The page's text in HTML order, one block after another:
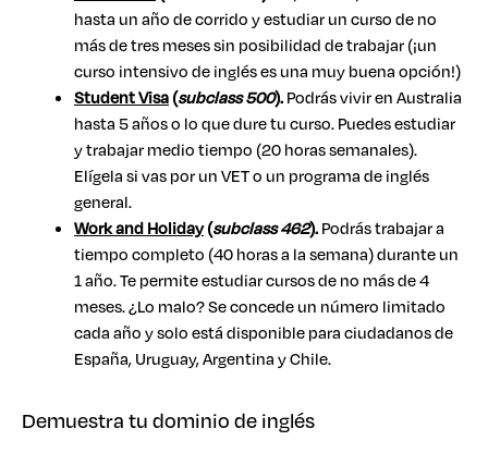
hasta un año de corrido y estudiar un curso de no
más de tres meses sin posibilidad de trabajar (¡un
curso intensivo de inglés es una muy buena opción!)
Student Visa(subclass 500).Podrás vivir en Australia
hasta 5 años o lo que dure tu curso. Puedes estudiar
y trabajar medio tiempo (20 horas semanales).
Elígela si vas por un VET o un programa de inglés
general.
Work and Holiday(subclass 462).Podrás trabajar a
tiempo completo (40 horas a la semana) durante un
1 año. Te permite estudiar cursos de no más de 4
meses. ¿Lo malo? Se concede un número limitado
cada año y solo está disponible para ciudadanos de
España, Uruguay, Argentina y Chile.
Demuestra tu dominio de inglés